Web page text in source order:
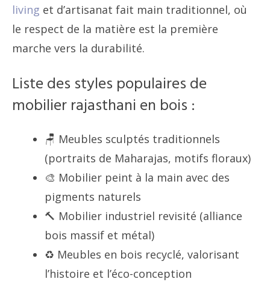
living et d’artisanat fait main traditionnel, où
le respect de la matière est la première
marche vers la durabilité.
Liste des styles populaires de
mobilier rajasthani en bois :
🪑 Meubles sculptés traditionnels
(portraits de Maharajas, motifs floraux)
🎨 Mobilier peint à la main avec des
pigments naturels
🔨 Mobilier industriel revisité (alliance
bois massif et métal)
♻️ Meubles en bois recyclé, valorisant
l’histoire et l’éco-conception